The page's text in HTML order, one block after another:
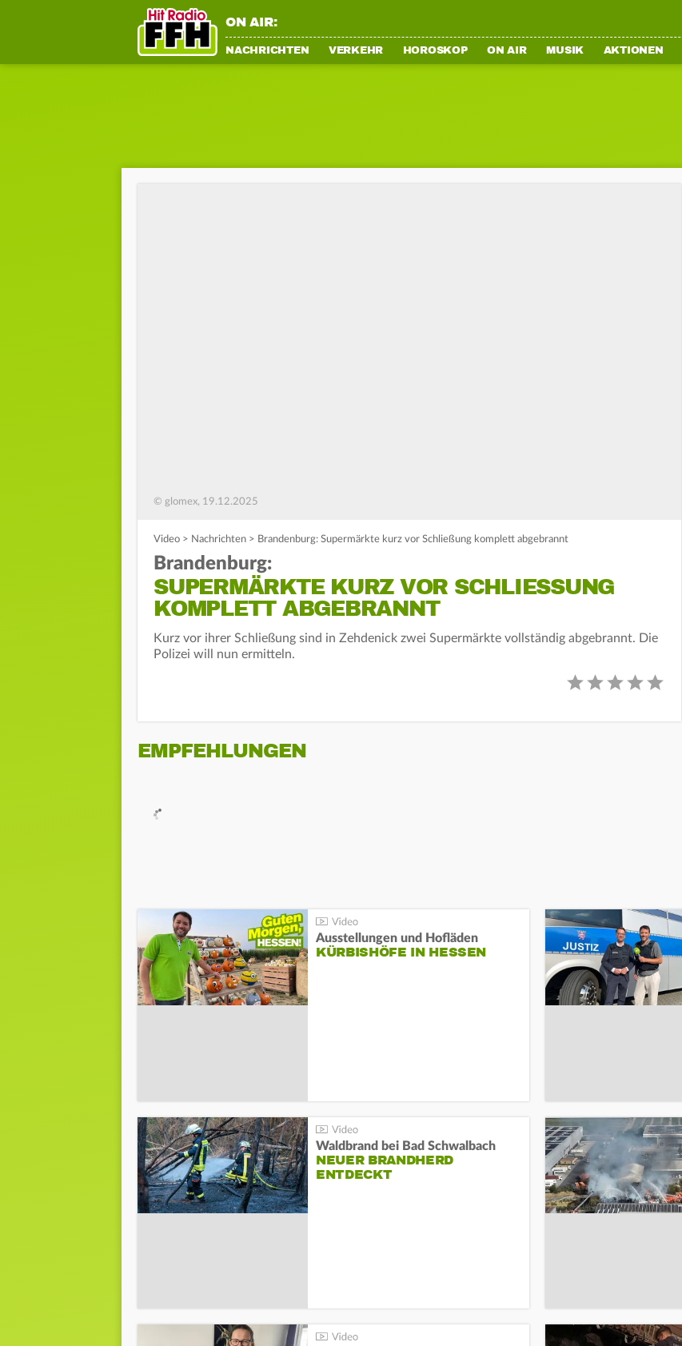
ON AIR:
NACHRICHTEN VERKEHR HOROSKOP ON AIR MUSIK AKTIONEN
© glomex, 19.12.2025
Video > Nachrichten > Brandenburg: Supermärkte kurz vor Schließung komplett abgebrannt
Brandenburg:
SUPERMÄRKTE KURZ VOR SCHLIESSUNG K
OMPLETT ABGEBRANNT
Kurz vor ihrer Schließung sind in Zehdenick zwei Supermärkte vollständig abgebrannt. Die
Polizei will nun ermitteln.
EMPFEHLUNGEN
Ausstellungen und Hofläden
KÜRBISHÖFE IN HESSEN
Waldbrand bei Bad Schwalbach
NEUER BRANDHERD
ENTDECKT